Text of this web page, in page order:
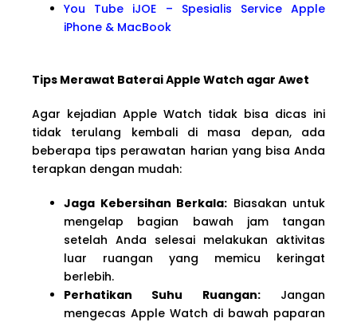
You Tube iJOE – Spesialis Service Apple
iPhone & MacBook
Tips Merawat Baterai Apple Watch agar Awet
Agar kejadian Apple Watch tidak bisa dicas ini
tidak terulang kembali di masa depan, ada
beberapa tips perawatan harian yang bisa Anda
terapkan dengan mudah:
Jaga Kebersihan Berkala: Biasakan untuk
mengelap bagian bawah jam tangan
setelah Anda selesai melakukan aktivitas
luar ruangan yang memicu keringat
berlebih.
Perhatikan Suhu Ruangan:Jangan
mengecas Apple Watch di bawah paparan